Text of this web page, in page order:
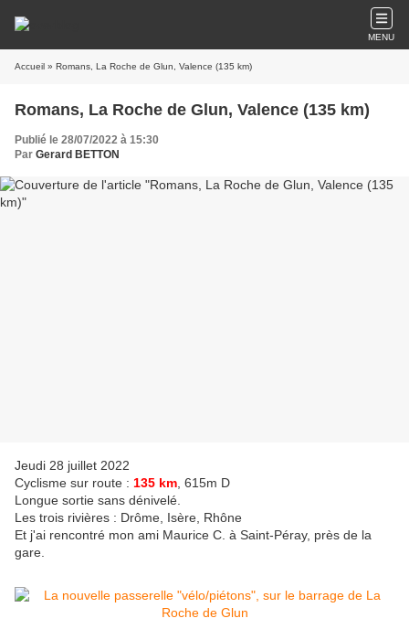
MENU
Accueil » Romans, La Roche de Glun, Valence (135 km)
Romans, La Roche de Glun, Valence (135 km)
Publié le 28/07/2022 à 15:30
Par Gerard BETTON
Jeudi 28 juillet 2022
Cyclisme sur route : 135 km , 615m D
Longue sortie sans dénivelé.
Les trois rivières : Drôme, Isère, Rhône
Et j'ai rencontré mon ami Maurice C. à Saint-Péray, près de la
gare.